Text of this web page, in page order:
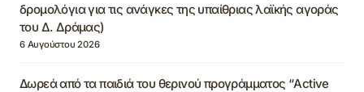
δρομολόγια για τις ανάγκες της υπαίθριας λαϊκής αγοράς
του Δ. Δράμας)
6 Αυγούστου 2026
Δωρεά από τα παιδιά του θερινού προγράμματος “Active